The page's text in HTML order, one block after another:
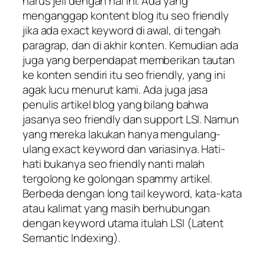
menganggap kontent blog itu seo friendly
jika ada exact keyword di awal, di tengah
paragrap, dan di akhir konten. Kemudian ada
juga yang berpendapat memberikan tautan
ke konten sendiri itu seo friendly, yang ini
agak lucu menurut kami. Ada juga jasa
penulis artikel blog yang bilang bahwa
jasanya seo friendly dan support LSI. Namun
yang mereka lakukan hanya mengulang-
ulang exact keyword dan variasinya. Hati-
hati bukanya seo friendly nanti malah
tergolong ke golongan spammy artikel.
Berbeda dengan long tail keyword, kata-kata
atau kalimat yang masih berhubungan
dengan keyword utama itulah LSI (Latent
Semantic Indexing).